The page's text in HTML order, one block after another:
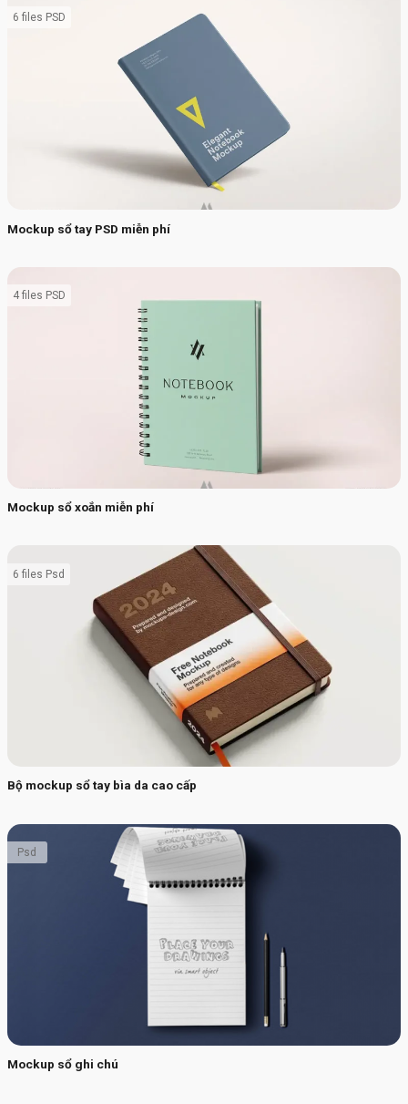
Mockup sổ tay PSD miễn phí
6 files PSD
Mockup sổ xoắn miễn phí
4 files PSD
Bộ mockup sổ tay bìa da cao cấp
6 files Psd
Mockup sổ ghi chú
Psd